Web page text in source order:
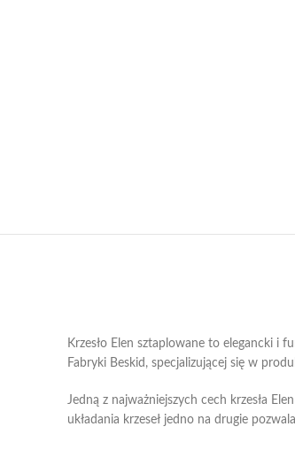
Krzesło Elen sztaplowane to elegancki
Fabryki Beskid, specjalizującej się w
Jedną z najważniejszych cech krzesła
układania krzeseł jedno na drugie